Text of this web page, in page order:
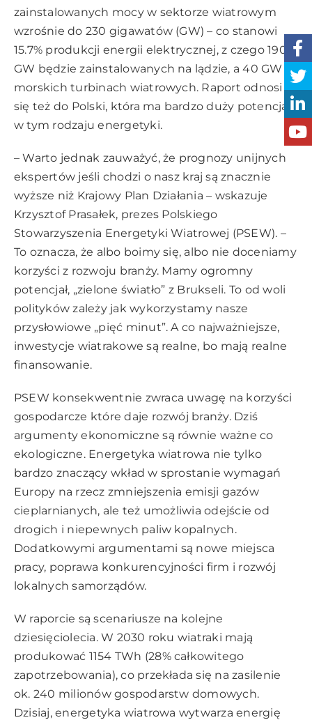
zainstalowanych mocy w sektorze wiatrowym
wzrośnie do 230 gigawatów (GW) – co stanowi
15.7% produkcji energii elektrycznej, z czego 190
GW będzie zainstalowanych na lądzie, a 40 GW w
morskich turbinach wiatrowych. Raport odnosi
się też do Polski, która ma bardzo duży potencjał
w tym rodzaju energetyki.
– Warto jednak zauważyć, że prognozy unijnych
ekspertów jeśli chodzi o nasz kraj są znacznie
wyższe niż Krajowy Plan Działania – wskazuje
Krzysztof Prasałek, prezes Polskiego
Stowarzyszenia Energetyki Wiatrowej (PSEW). –
To oznacza, że albo boimy się, albo nie doceniamy
korzyści z rozwoju branży. Mamy ogromny
potencjał, „zielone światło” z Brukseli. To od woli
polityków zależy jak wykorzystamy nasze
przysłowiowe „pięć minut”. A co najważniejsze,
inwestycje wiatrakowe są realne, bo mają realne
finansowanie.
PSEW konsekwentnie zwraca uwagę na korzyści
gospodarcze które daje rozwój branży. Dziś
argumenty ekonomiczne są równie ważne co
ekologiczne. Energetyka wiatrowa nie tylko
bardzo znaczący wkład w sprostanie wymagań
Europy na rzecz zmniejszenia emisji gazów
cieplarnianych, ale też umożliwia odejście od
drogich i niepewnych paliw kopalnych.
Dodatkowymi argumentami są nowe miejsca
pracy, poprawa konkurencyjności firm i rozwój
lokalnych samorządów.
W raporcie są scenariusze na kolejne
dziesięciolecia. W 2030 roku wiatraki mają
produkować 1154 TWh (28% całkowitego
zapotrzebowania), co przekłada się na zasilenie
ok. 240 milionów gospodarstw domowych.
Dzisiaj, energetyka wiatrowa wytwarza energię